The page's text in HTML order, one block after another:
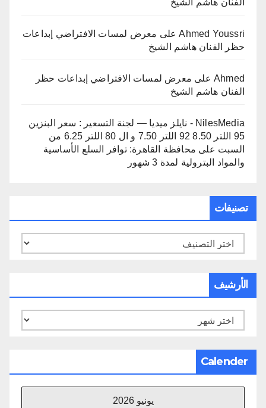
Ahmed Youssriعلى معرض لمسات الافتراضي إبداعات
حظر الفنان هاشم الشيخ
Ahmed على معرض لمسات الافتراضي إبداعات حظر
الفنان هاشم الشيخ
NilesMedia - نايلز ميديا — لجنة التسعير : سعر البنزين
95 اللتر 8.50 92 اللتر 7.50 و ال 80 اللتر 6.25 من
السبت على محافظة القاهرة: توافر السلع الأساسية
والمواد البترولية لمدة 3 شهور
تصنيفات
تصنيفات
الأرشيف
الأرشيف
Calender
يونيو 2026